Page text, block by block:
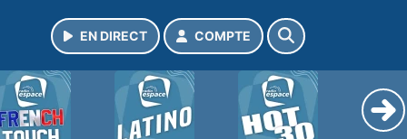
EN DIRECT COMPTE